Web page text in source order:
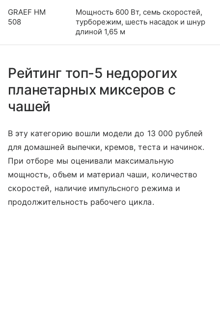
GRAEF HM
508
Мощность 600 Вт, семь скоростей,
турборежим, шесть насадок и шнур
длиной 1,65 м
Рейтинг топ-5 недорогих
планетарных миксеров с
чашей
В эту категорию вошли модели до 13 000 рублей
для домашней выпечки, кремов, теста и начинок.
При отборе мы оценивали максимальную
мощность, объем и материал чаши, количество
скоростей, наличие импульсного режима и
продолжительность рабочего цикла.